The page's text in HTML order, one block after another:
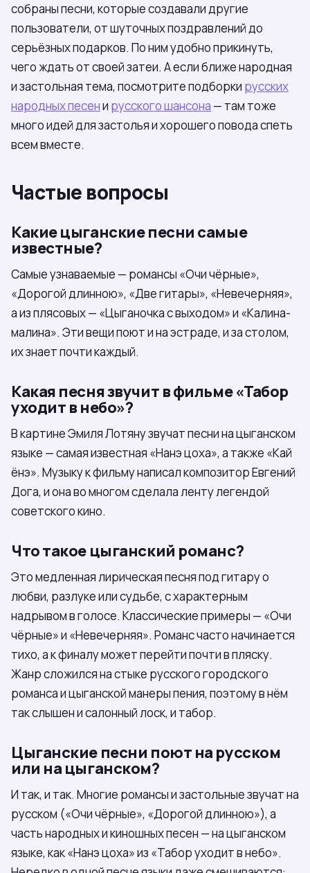
собраны песни, которые создавали другие
пользователи, от шуточных поздравлений до
серьёзных подарков. По ним удобно прикинуть,
чего ждать от своей затеи. А если ближе народная
и застольная тема, посмотрите подборки русских
народных песени русского шансона — там тоже
много идей для застолья и хорошего повода спеть
всем вместе.
Частые вопросы
Какие цыганские песни самые
известные?
Самые узнаваемые — романсы «Очи чёрные»,
«Дорогой длинною», «Две гитары», «Невечерняя»,
а из плясовых — «Цыганочка с выходом» и «Калина-
малина». Эти вещи поют и на эстраде, и за столом,
их знает почти каждый.
Какая песня звучит в фильме «Табор
уходит в небо»?
В картине Эмиля Лотяну звучат песни на цыганском
языке — самая известная «Нанэ цоха», а также «Кай
ёнэ». Музыку к фильму написал композитор Евгений
Дога, и она во многом сделала ленту легендой
советского кино.
Что такое цыганский романс?
Это медленная лирическая песня под гитару о
любви, разлуке или судьбе, с характерным
надрывом в голосе. Классические примеры — «Очи
чёрные» и «Невечерняя». Романс часто начинается
тихо, а к финалу может перейти почти в пляску.
Жанр сложился на стыке русского городского
романса и цыганской манеры пения, поэтому в нём
так слышен и салонный лоск, и табор.
Цыганские песни поют на русском
или на цыганском?
И так, и так. Многие романсы и застольные звучат на
русском («Очи чёрные», «Дорогой длинною»), а
часть народных и киношных песен — на цыганском
языке, как «Нанэ цоха» из «Табор уходит в небо».